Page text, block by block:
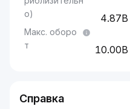
о)
4.87B
Макс. оборо
т
10.00B
Справка